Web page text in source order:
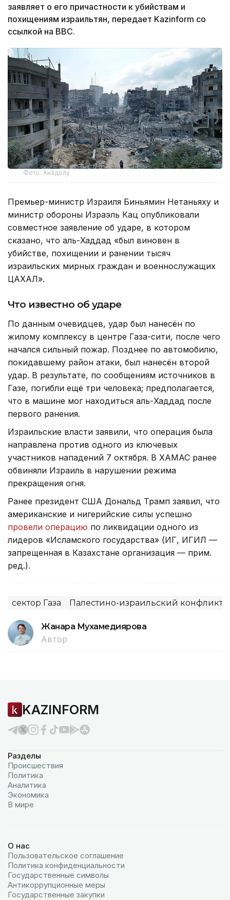
заявляет о его причастности к убийствам и
похищениям израильтян, передает Kazinform со
ссылкой на BBC.
Фото: Анадолу
Премьер-министр Израиля Биньямин Нетаньяху и
министр обороны Израэль Кац опубликовали
совместное заявление об ударе, в котором
сказано, что аль-Хаддад «был виновен в
убийстве, похищении и ранении тысяч
израильских мирных граждан и военнослужащих
ЦАХАЛ».
Что известно об ударе
По данным очевидцев, удар был нанесён по
жилому комплексу в центре Газа-сити, после чего
начался сильный пожар. Позднее по автомобилю,
покидавшему район атаки, был нанесён второй
удар. В результате, по сообщениям источников в
Газе, погибли ещё три человека; предполагается,
что в машине мог находиться аль-Хаддад после
первого ранения.
Израильские власти заявили, что операция была
направлена против одного из ключевых
участников нападений 7 октября. В ХАМАС ранее
обвиняли Израиль в нарушении режима
прекращения огня.
Ранее президент США Дональд Трамп заявил, что
американские и нигерийские силы успешно
провели операцию по ликвидации одного из
лидеров «Исламского государства» (ИГ, ИГИЛ —
запрещенная в Казахстане организация — прим.
ред.).
сектор Газа Палестино-израильский конфликт
Жанара Мухамедиярова
Автор
KAZINFORM
Разделы
Происшествия
Политика
Аналитика
Экономика
В мире
О нас
Пользовательское соглашение
Политика конфиденциальности
Государственные символы
Антикоррупционные меры
Государственные закупки